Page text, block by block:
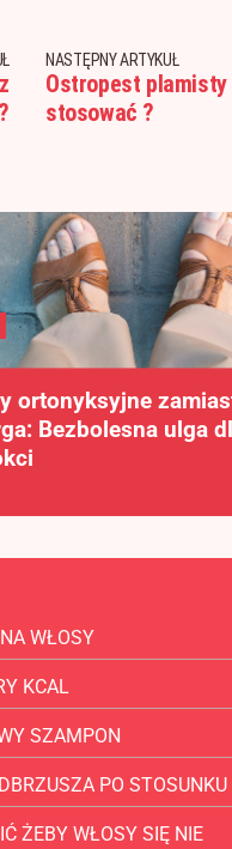
NASTĘPNY ARTYKUŁ
Ostropest
stosować ?
ortonyksyjne
Bezbolesna ulga
WŁOSY
KCAL
SZAMPON
PO STOSUNKU
ŻEBY WŁOSY SIĘ NIE